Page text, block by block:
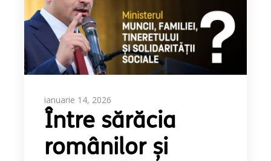
ianuarie 14, 2026
Între sărăcia
românilor și